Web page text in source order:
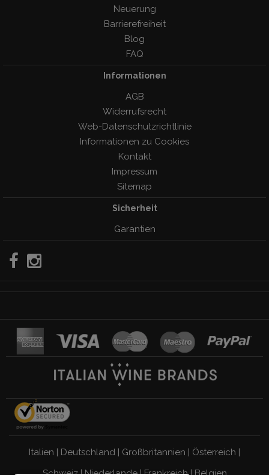
Neuerung
Barrierefreiheit
Blog
FAQ
Informationen
AGB
Widerrufsrecht
Web-Datenschutzrichtlinie
Informationen zu Cookies
Kontakt
Impressum
Sitemap
Sicherheit
Garantien
Italien | Deutschland | Großbritannien | Österreich |